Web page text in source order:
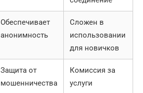
Обеспечивает
анонимность
Сложен в
использовании
для новичков
Защита от
мошенничества
Комиссия за
услуги